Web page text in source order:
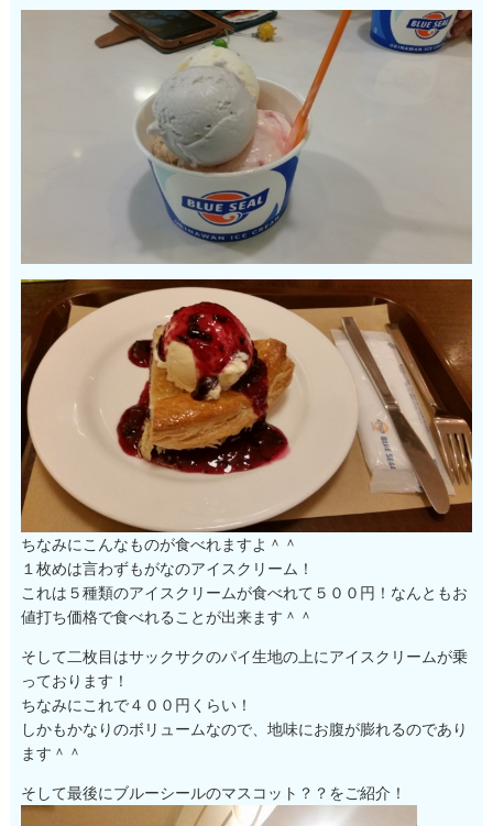
ちなみにこんなものが食べれますよ＾＾
１枚めは言わずもがなのアイスクリーム！
これは５種類のアイスクリームが食べれて５００円！なんともお
値打ち価格で食べれることが出来ます＾＾
そして二枚目はサックサクのパイ生地の上にアイスクリームが乗
っております！
ちなみにこれで４００円くらい！
しかもかなりのボリュームなので、地味にお腹が膨れるのであり
ます＾＾
そして最後にブルーシールのマスコット？？をご紹介！